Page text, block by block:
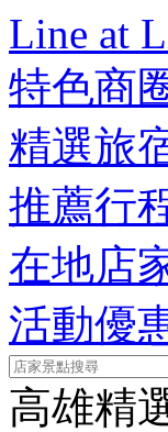
Line at
特色商
精選旅
推薦行
在地店
活動優
高雄精